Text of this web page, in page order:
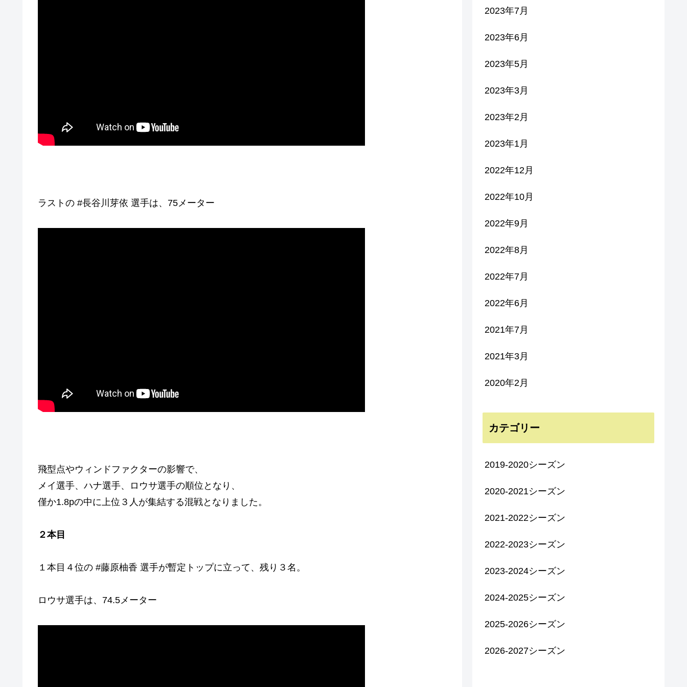
ラストの #長谷川芽依 選手は、75メーター
飛型点やウィンドファクターの影響で、
メイ選手、ハナ選手、ロウサ選手の順位となり、
僅か1.8pの中に上位３人が集結する混戦となりました。
２本目
１本目４位の #藤原柚香 選手が暫定トップに立って、残り３名。
ロウサ選手は、74.5メーター
2023年7月
2023年6月
2023年5月
2023年3月
2023年2月
2023年1月
2022年12月
2022年10月
2022年9月
2022年8月
2022年7月
2022年6月
2021年7月
2021年3月
2020年2月
カテゴリー
2019-2020シーズン
2020-2021シーズン
2021-2022シーズン
2022-2023シーズン
2023-2024シーズン
2024-2025シーズン
2025-2026シーズン
2026-2027シーズン